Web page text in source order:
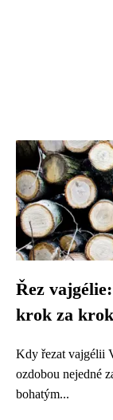
Řez
krok za
Kdy řezat vajgélii
ozdobou nejedné
bohatým...